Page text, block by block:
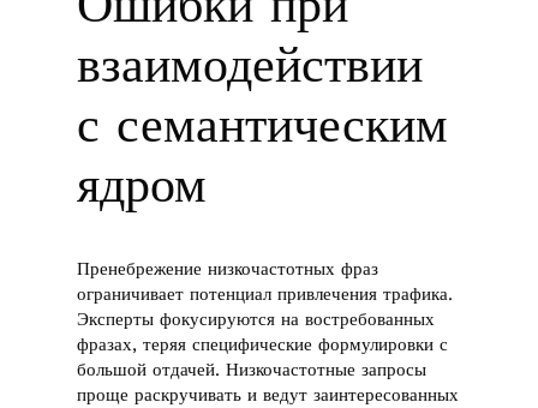
взаимодействии
с семантическим
ядром
Пренебрежение низкочастотных фраз
ограничивает потенциал привлечения трафика.
Эксперты фокусируются на востребованных
фразах, теряя специфические формулировки с
большой отдачей. Низкочастотные запросы
проще раскручивать и ведут заинтересованных